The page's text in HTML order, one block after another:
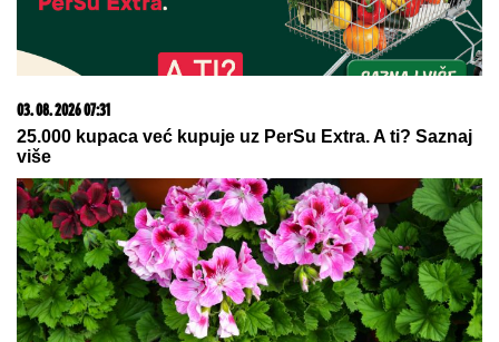
06. 08. 2026 07:08
kompletan spisak destinacija u Srbiji